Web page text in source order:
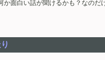
面白い話が聞けるかも？なの